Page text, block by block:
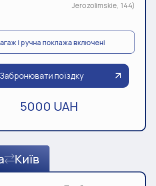
Jerozolimskie, 144)
і ручна поклажа включені
Забронювати поїздку
5000 UAH
Київ